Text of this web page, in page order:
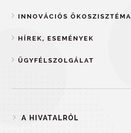
INNOVÁCIÓS ÖKOSZISZTÉMA
HÍREK, ESEMÉNYEK
ÜGYFÉLSZOLGÁLAT
A HIVATALRÓL